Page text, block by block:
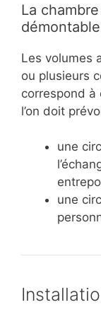
La
Les volumes
ou plusieurs
correspond à
l’on doit
une
une